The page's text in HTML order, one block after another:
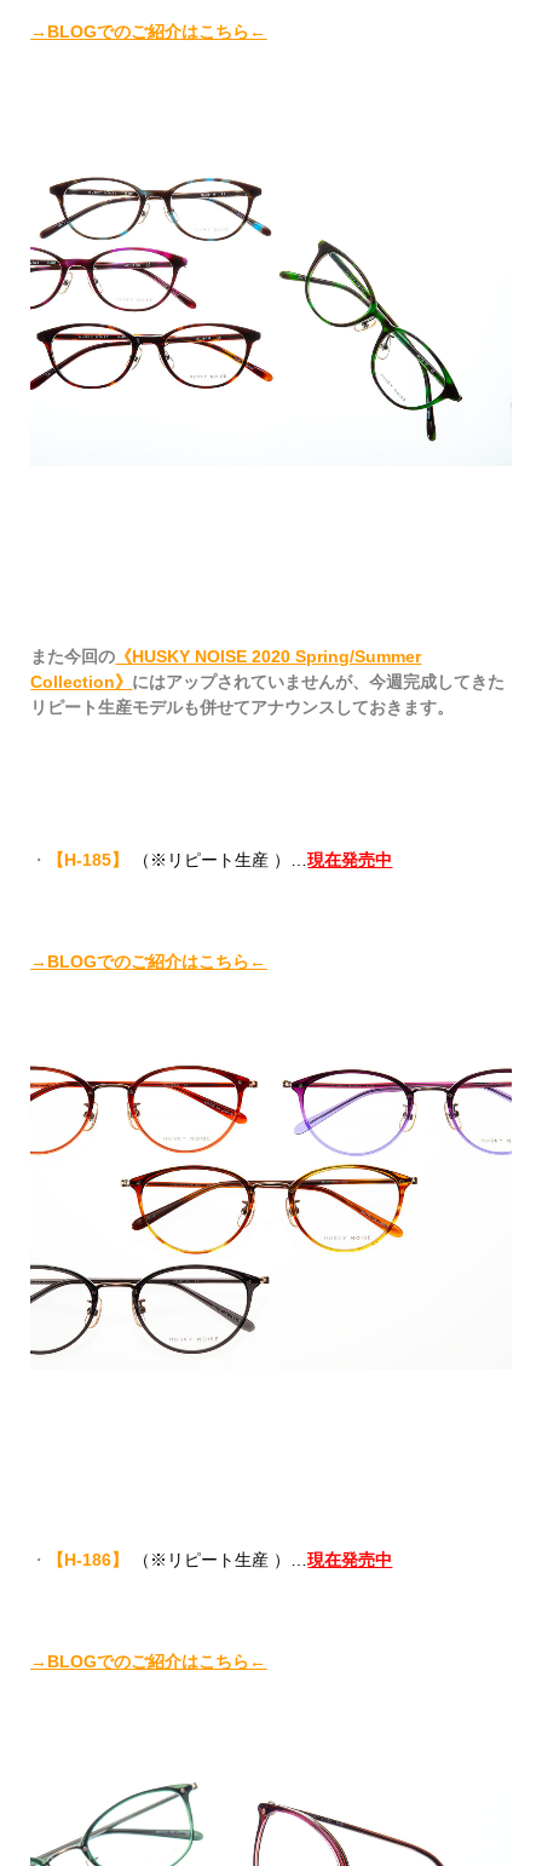
→BLOGでのご紹介はこちら←
また今回の 《HUSKY NOISE 2020 Spring/Summer
Collection》 にはアップされていませんが、今週完成してきた
リピート生産モデルも併せてアナウンスしておきます。
・ 【H-185】 （※リピート生産 ）…現在発売中
→BLOGでのご紹介はこちら←
・ 【H-186】 （※リピート生産 ）…現在発売中
→BLOGでのご紹介はこちら←